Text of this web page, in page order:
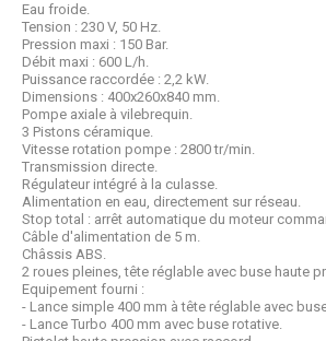
Eau froide.
Tension : 230 V, 50 Hz.
Pression maxi : 150 Bar.
Débit maxi : 600 L/h.
Puissance raccordée : 2,2 kW.
Dimensions : 400x260x840 mm.
Pompe axiale à vilebrequin.
3 Pistons céramique.
Vitesse rotation pompe : 2800 tr/min.
Transmission directe.
Régulateur intégré à la culasse.
Alimentation en eau, directement sur réseau.
Stop total : arrêt automatique du moteur
Câble d'alimentation de 5 m.
Châssis ABS.
2 roues pleines, tête réglable avec buse haute
Equipement fourni :
- Lance simple 400 mm à tête réglable avec
- Lance Turbo 400 mm avec buse rotative.